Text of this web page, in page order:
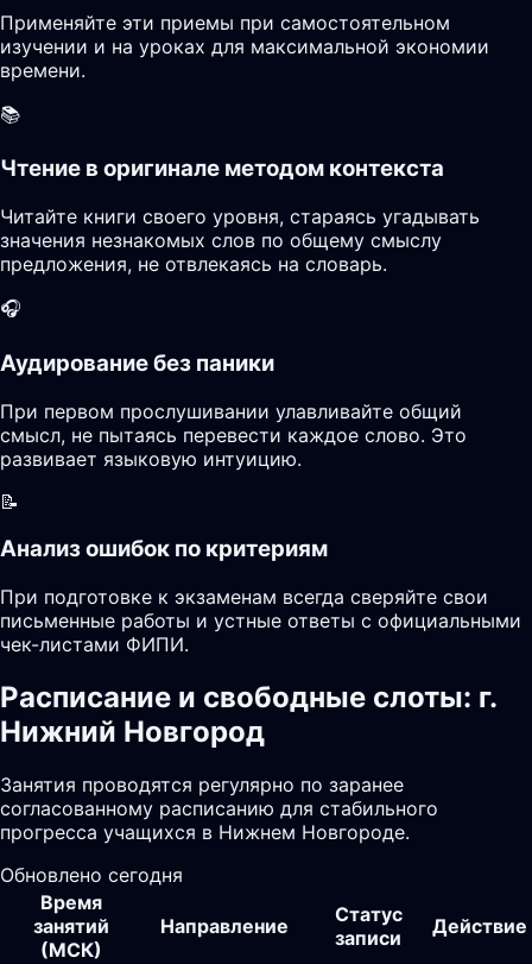
Применяйте эти приемы при самостоятельном
изучении и на уроках для максимальной экономии
времени.
📚
Чтение в оригинале методом контекста
Читайте книги своего уровня, стараясь угадывать
значения незнакомых слов по общему смыслу
предложения, не отвлекаясь на словарь.
🎧
Аудирование без паники
При первом прослушивании улавливайте общий
смысл, не пытаясь перевести каждое слово. Это
развивает языковую интуицию.
📝
Анализ ошибок по критериям
При подготовке к экзаменам всегда сверяйте свои
письменные работы и устные ответы с официальными
чек-листами ФИПИ.
Расписание и свободные слоты: г.
Нижний Новгород
Занятия проводятся регулярно по заранее
согласованному расписанию для стабильного
прогресса учащихся в Нижнем Новгороде.
Обновлено сегодня
Время
занятий
(МСК)
Направление
Статус
записи
Действие